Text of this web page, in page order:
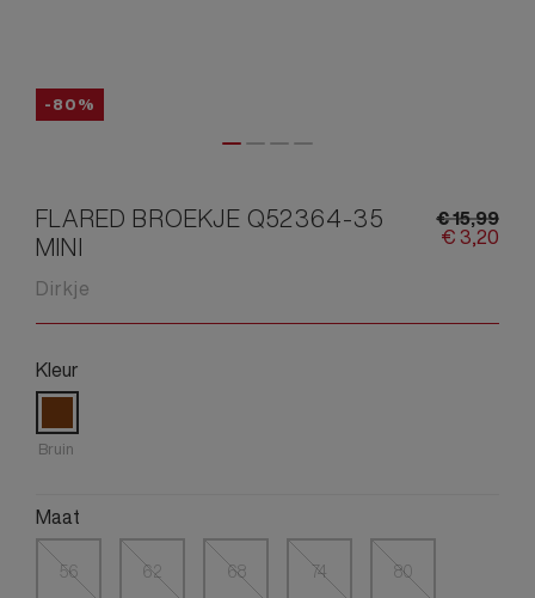
-80%
FLARED BROEKJE Q52364-35
MINI
Dirkje
€15,99
€ 3,20
Kleur
Bruin
Maat
56 62 68 74 80